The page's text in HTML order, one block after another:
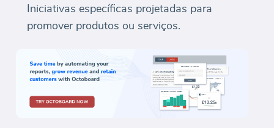
Iniciativas específicas projetadas para
promover produtos ou serviços.